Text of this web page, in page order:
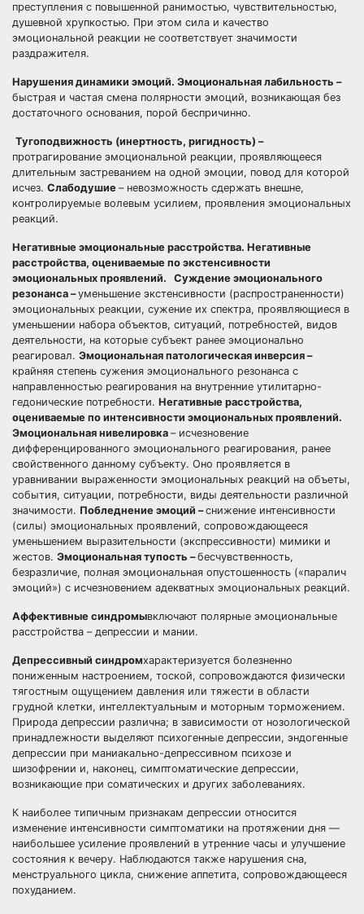
преступления с повышенной ранимостью, чувствительностью,
душевной хрупкостью. При этом сила и качество
эмоциональной реакции не соответствует значимости
раздражителя.
Нарушения динамики эмоций. Эмоциональная лабильность –
быстрая и частая смена полярности эмоций, возникающая без
достаточного основания, порой беспричинно.
Тугоподвижность (инертность, ригидность) –
протрагирование эмоциональной реакции, проявляющееся
длительным застреванием на одной эмоции, повод для которой
исчез. Слабодушие – невозможность сдержать внешне,
контролируемые волевым усилием, проявления эмоциональных
реакций.
Негативные эмоциональные расстройства. Негативные
расстройства, оцениваемые по экстенсивности
эмоциональных проявлений. Суждение эмоционального
резонанса –уменьшение экстенсивности (распространенности)
эмоциональных реакции, сужение их спектра, проявляющиеся в
уменьшении набора объектов, ситуаций, потребностей, видов
деятельности, на которые субъект ранее эмоционально
реагировал. Эмоциональная патологическая инверсия –
крайняя степень сужения эмоционального резонанса с
направленностью реагирования на внутренние утилитарно-
гедонические потребности. Негативные расстройства,
оцениваемые по интенсивности эмоциональных проявлений.
Эмоциональная нивелировка – исчезновение
дифференцированного эмоционального реагирования, ранее
свойственного данному субъекту. Оно проявляется в
уравнивании выраженности эмоциональных реакций на объеты,
события, ситуации, потребности, виды деятельности различной
значимости. Побледнение эмоций –снижение интенсивности
(силы) эмоциональных проявлений, сопровождающееся
уменьшением выразительности (экспрессивности) мимики и
жестов. Эмоциональная тупость –бесчувственность,
безразличие, полная эмоциональная опустошенность («паралич
эмоций») с исчезновением адекватных эмоциональных реакций.
Аффективные синдромывключают полярные эмоциональные
расстройства – депрессии и мании.
Депрессивный синдромхарактеризуется болезненно
пониженным настроением, тоской, сопровождаются физически
тягостным ощущением давления или тяжести в области
грудной клетки, интеллектуальным и моторным торможением.
Природа депрессии различна; в зависимости от нозологической
принадлежности выделяют психогенные депрессии, эндогенные
депрессии при маниакально-депрессивном психозе и
шизофрении и, наконец, симптоматические депрессии,
возникающие при соматических и других заболеваниях.
К наиболее типичным признакам депрессии относится
изменение интенсивности симптоматики на протяжении дня —
наибольшее усиление проявлений в утренние часы и улучшение
состояния к вечеру. Наблюдаются также нарушения сна,
менструального цикла, снижение аппетита, сопровождающееся
похуданием.